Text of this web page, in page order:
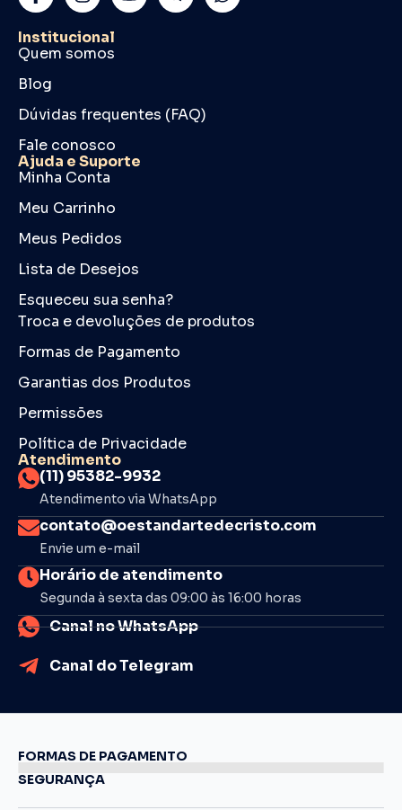
Institucional
Quem somos
Blog
Dúvidas frequentes (FAQ)
Fale conosco
Ajuda e Suporte
Minha Conta
Meu Carrinho
Meus Pedidos
Lista de Desejos
Esqueceu sua senha?
Troca e devoluções de produtos
Formas de Pagamento
Garantias dos Produtos
Permissões
Política de Privacidade
Atendimento
(11) 95382-9932
Atendimento via WhatsApp
contato@oestandartedecristo.com
Envie um e-mail
Horário de atendimento
Segunda à sexta das 09:00 às 16:00 horas
Canal no WhatsApp
Canal do Telegram
FORMAS DE PAGAMENTO
SEGURANÇA